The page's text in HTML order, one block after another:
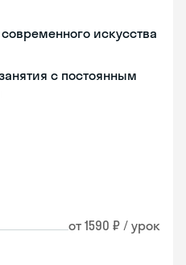
искусства
с постоянным
от 1590 ₽ / урок